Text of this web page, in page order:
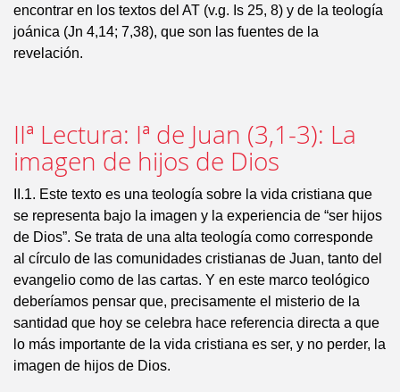
encontrar en los textos del AT (v.g. Is 25, 8) y de la teología
joánica (Jn 4,14; 7,38), que son las fuentes de la
revelación.
IIª Lectura: Iª de Juan (3,1-3): La
imagen de hijos de Dios
II.1. Este texto es una teología sobre la vida cristiana que
se representa bajo la imagen y la experiencia de “ser hijos
de Dios”. Se trata de una alta teología como corresponde
al círculo de las comunidades cristianas de Juan, tanto del
evangelio como de las cartas. Y en este marco teológico
deberíamos pensar que, precisamente el misterio de la
santidad que hoy se celebra hace referencia directa a que
lo más importante de la vida cristiana es ser, y no perder, la
imagen de hijos de Dios.